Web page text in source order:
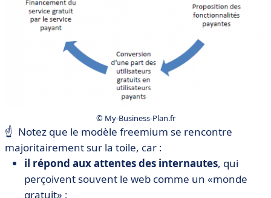
© My-Business-Plan.fr
☝️ Notez que le modèle freemium se rencontre
majoritairement sur la toile, car :
il répond aux attentes des internautes, qui
perçoivent souvent le web comme un «monde
gratuit» ;